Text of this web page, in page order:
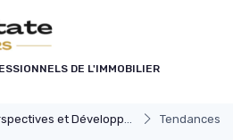
DE L'IMMOBILIER
et Développement Durable Tendances